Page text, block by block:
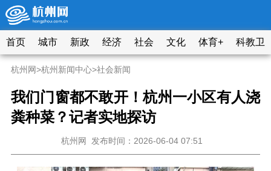
首页 城市 新政 经济 社会 文化 体育+ 科教卫
杭州网>杭州新闻中心>社会新闻
我们门窗都不敢开！杭州一小区有人浇
粪种菜？记者实地探访
杭州网 发布时间：2026-06-04 07:51